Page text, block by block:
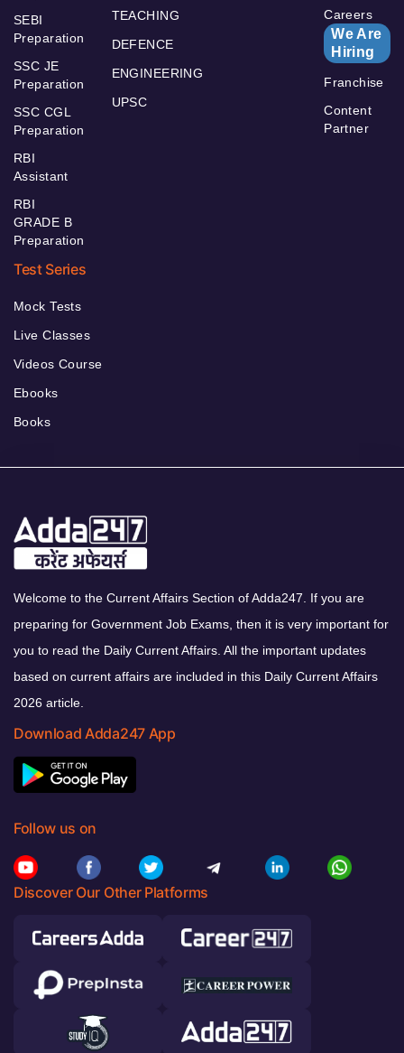
SEBI
Preparation
SSC JE
Preparation
SSC CGL
Preparation
RBI
Assistant
RBI
GRADE B
Preparation
TEACHING
DEFENCE
ENGINEERING
UPSC
Careers
We Are
Hiring
Franchise
Content
Partner
Test Series
Mock Tests
Live Classes
Videos Course
Ebooks
Books
Welcome to the Current Affairs Section of Adda247. If you are
preparing for Government Job Exams, then it is very important for
you to read the Daily Current Affairs. All the important updates
based on current affairs are included in this Daily Current Affairs
2026 article.
Download Adda247 App
Follow us on
Discover Our Other Platforms